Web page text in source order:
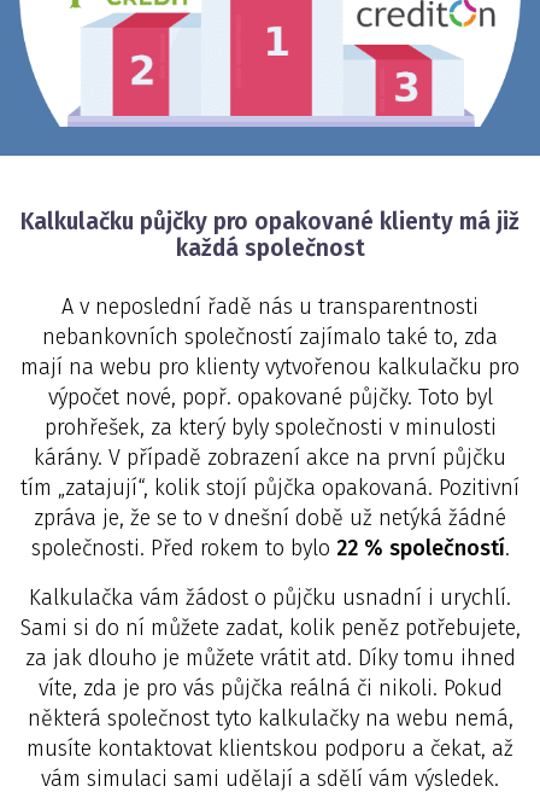
Kalkulačku půjčky pro opakované klienty má již
každá společnost
A v neposlední řadě nás u transparentnosti
nebankovních společností zajímalo také to, zda
mají na webu pro klienty vytvořenou kalkulačku pro
výpočet nové, popř. opakované půjčky. Toto byl
prohřešek, za který byly společnosti v minulosti
kárány. V případě zobrazení akce na první půjčku
tím „zatajují“, kolik stojí půjčka opakovaná. Pozitivní
zpráva je, že se to v dnešní době už netýká žádné
společnosti. Před rokem to bylo 22 % společností.
Kalkulačka vám žádost o půjčku usnadní i urychlí.
Sami si do ní můžete zadat, kolik peněz potřebujete,
za jak dlouho je můžete vrátit atd. Díky tomu ihned
víte, zda je pro vás půjčka reálná či nikoli. Pokud
některá společnost tyto kalkulačky na webu nemá,
musíte kontaktovat klientskou podporu a čekat, až
vám simulaci sami udělají a sdělí vám výsledek.